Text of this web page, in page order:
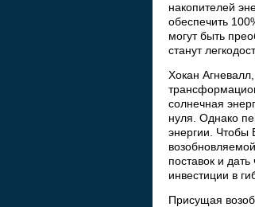
накопителей
обеспечить
могут быть
станут
Хокан
солнечная
нуля. Однако
энергии. Чтобы
поставок и
инвестиции в
Присущая